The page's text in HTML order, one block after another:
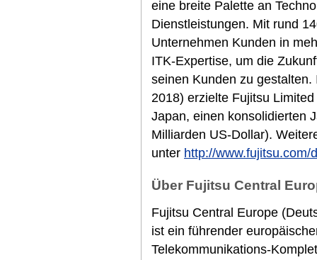
eine breite Palette an
Dienstleistungen. Mit rund
Unternehmen Kunden in
ITK-Expertise, um die
seinen Kunden zu
2018) erzielte Fujitsu
Japan, einen konsolidierten
Milliarden US-Dollar).
unter http://www.fujitsu.com/
Über Fujitsu Central
Fujitsu Central Europe
ist ein führender
Telekommunikations-